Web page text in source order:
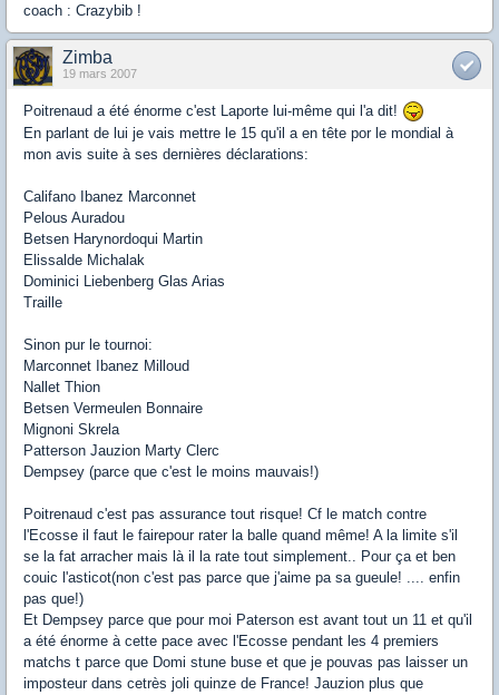
coach : Crazybib !
Zimba
19 mars 2007
Poitrenaud a été énorme c'est Laporte lui-même qui l'a dit!
En parlant de lui je vais mettre le 15 qu'il a en tête por le mondial à
mon avis suite à ses dernières déclarations:
Califano Ibanez Marconnet
Pelous Auradou
Betsen Harynordoqui Martin
Elissalde Michalak
Dominici Liebenberg Glas Arias
Traille
Sinon pur le tournoi:
Marconnet Ibanez Milloud
Nallet Thion
Betsen Vermeulen Bonnaire
Mignoni Skrela
Patterson Jauzion Marty Clerc
Dempsey (parce que c'est le moins mauvais!)
Poitrenaud c'est pas assurance tout risque! Cf le match contre
l'Ecosse il faut le fairepour rater la balle quand même! A la limite s'il
se la fat arracher mais là il la rate tout simplement.. Pour ça et ben
couic l'asticot(non c'est pas parce que j'aime pa sa gueule! .... enfin
pas que!)
Et Dempsey parce que pour moi Paterson est avant tout un 11 et qu'il
a été énorme à cette pace avec l'Ecosse pendant les 4 premiers
matchs t parce que Domi stune buse et que je pouvas pas laisser un
imposteur dans cetrès joli quinze de France! Jauzion plus que